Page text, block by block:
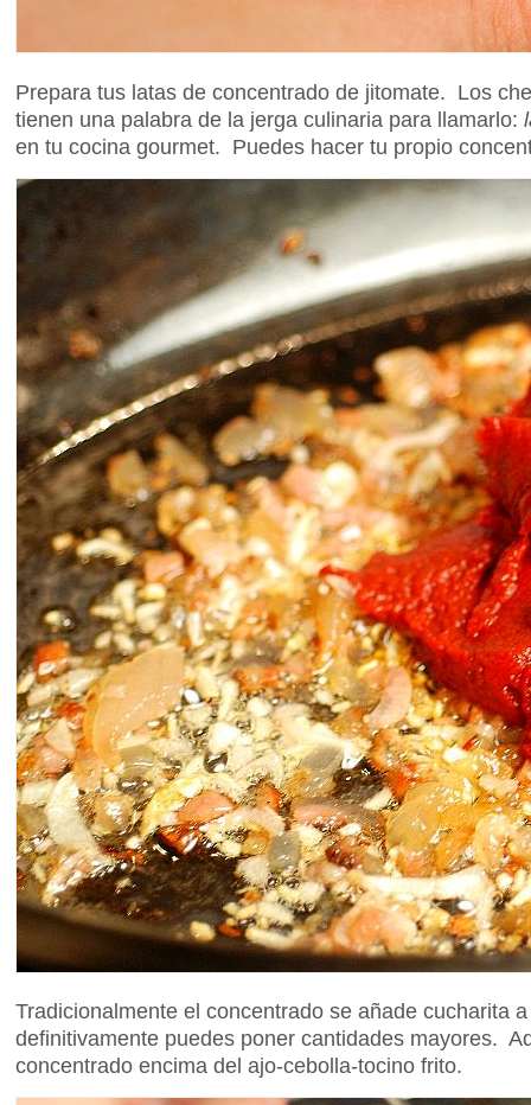
Prepara tus latas de concentrado de jitomate. Los
tienen una palabra de la jerga culinaria para llamarlo:
en tu cocina gourmet. Puedes hacer tu propio
Tradicionalmente el concentrado se añade cucharita
definitivamente puedes poner cantidades mayores.
concentrado encima del ajo-cebolla-tocino frito.